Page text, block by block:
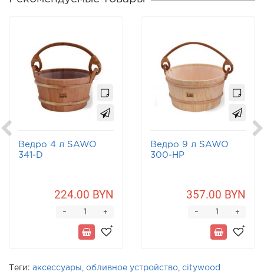
Ведро 4 л SAWO
341-D
224.00 BYN
+
-
Ведро 9 л SAWO
300-НР
357.00 BYN
+
-
Теги: аксессуары обливное устройство citywood